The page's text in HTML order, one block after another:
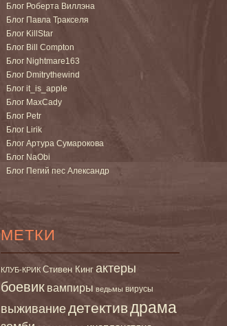
Блог Роберта Виллэна
Блог Павла Тракселя
Блог KillStar
Блог Bill Compton
Блог Nightmare163
Блог Dmitrythewind
Блог it_is_apple
Блог MaxCady
Блог Petr
Блог Lirik
Блог Артура Сумарокова
Блог NaObi
Блог Пегий пес Александр
МЕТКИ
КЛУБ-КРИК Стивен Кинг актеры
боевик вампиры ведьмы вирусы
выживаниедетективдрама